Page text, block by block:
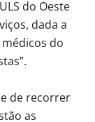
do Oeste
dada a
do
de recorrer
as